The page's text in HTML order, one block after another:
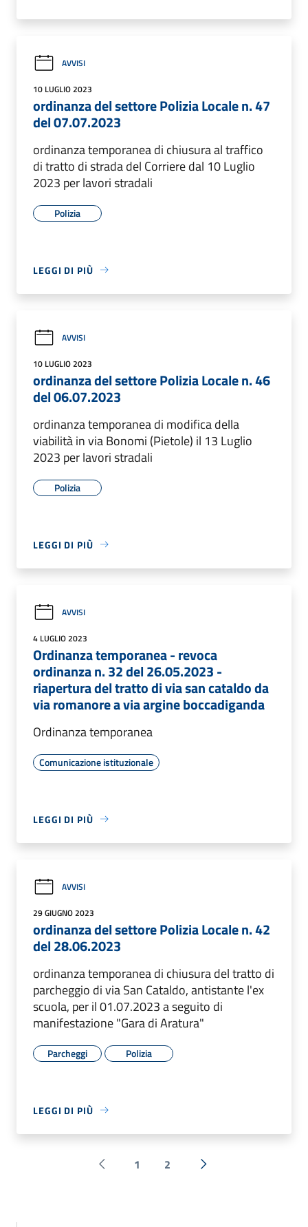
AVVISI
10 LUGLIO 2023
ordinanza del settore Polizia Locale n. 47
del 07.07.2023
ordinanza temporanea di chiusura al traffico
di tratto di strada del Corriere dal 10 Luglio
2023 per lavori stradali
Polizia
LEGGI DI PIÙ
AVVISI
10 LUGLIO 2023
ordinanza del settore Polizia Locale n. 46
del 06.07.2023
ordinanza temporanea di modifica della
viabilità in via Bonomi (Pietole) il 13 Luglio
2023 per lavori stradali
Polizia
LEGGI DI PIÙ
AVVISI
4 LUGLIO 2023
Ordinanza temporanea - revoca
ordinanza n. 32 del 26.05.2023 -
riapertura del tratto di via san cataldo da
via romanore a via argine boccadiganda
Ordinanza temporanea
Comunicazione istituzionale
LEGGI DI PIÙ
AVVISI
29 GIUGNO 2023
ordinanza del settore Polizia Locale n. 42
del 28.06.2023
ordinanza temporanea di chiusura del tratto di
parcheggio di via San Cataldo, antistante l'ex
scuola, per il 01.07.2023 a seguito di
manifestazione "Gara di Aratura"
Parcheggi Polizia
LEGGI DI PIÙ
Pagina precedente
1 2 Successiva »